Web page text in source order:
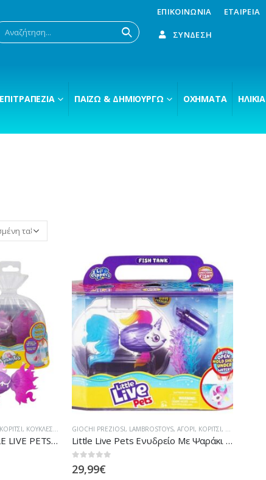
ΕΠΙΚΟΙΝΩΝΊΑ ΕΤΑΙΡΕΊΑ
ΣΎΝΔΕΣΗ
ΕΠΙΤΡΑΠΈΖΙΑ ΠΑΊΖΩ & ΔΗΜΙΟΥΡΓΏ ΟΧΉΜΑΤΑ ΗΛΙΚΊΑ
ΚΟΡΊΤΣΙ, ΚΟΎΚΛΕΣ/ΚΟΥΚΛΆΚΙΑ
GIOCHI PREZIOSI LITTLE LIVE PETS ΨΑΡΑΚΙ ΜΩΒ (LP101000)
GIOCHI PREZIOSI, LAMBROSTOYS, ΑΓΌΡΙ, ΚΟΡΊΤΣΙ,
Little Live Pets Ενυδρείο Με Ψαράκι Aquaritos (LP100000)
0out of 5
29,99€